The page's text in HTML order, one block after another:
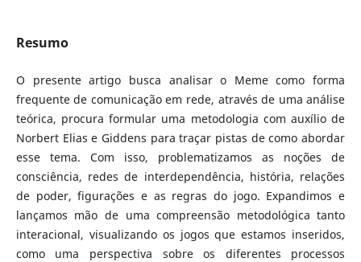
Resumo
O presente artigo busca analisar o Meme como forma
frequente de comunicação em rede, através de uma análise
teórica, procura formular uma metodologia com auxílio de
Norbert Elias e Giddens para traçar pistas de como abordar
esse tema. Com isso, problematizamos as noções de
consciência, redes de interdependência, história, relações
de poder, figurações e as regras do jogo. Expandimos e
lançamos mão de uma compreensão metodológica tanto
interacional, visualizando os jogos que estamos inseridos,
como uma perspectiva sobre os diferentes processos